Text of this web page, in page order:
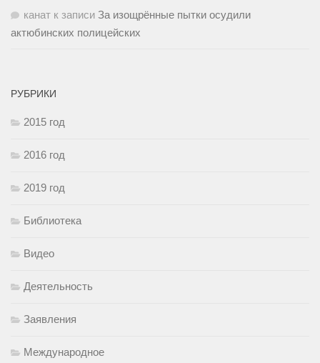
канат к записи За изощрённые пытки осудили
актюбинских полицейских
РУБРИКИ
2015 год
2016 год
2019 год
Библиотека
Видео
Деятельность
Заявления
Международное